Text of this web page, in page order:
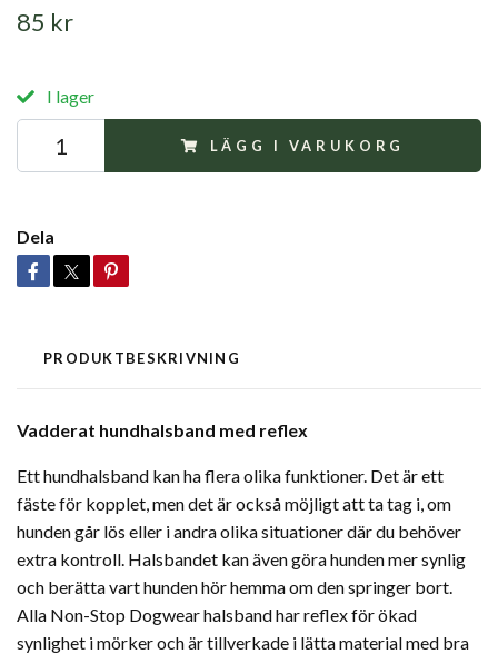
85 kr
I lager
LÄGG I VARUKORG
Dela
PRODUKTBESKRIVNING
Vadderat hundhalsband med reflex
Ett hundhalsband kan ha flera olika funktioner. Det är ett
fäste för kopplet, men det är också möjligt att ta tag i, om
hunden går lös eller i andra olika situationer där du behöver
extra kontroll. Halsbandet kan även göra hunden mer synlig
och berätta vart hunden hör hemma om den springer bort.
Alla Non-Stop Dogwear halsband har reflex för ökad
synlighet i mörker och är tillverkade i lätta material med bra